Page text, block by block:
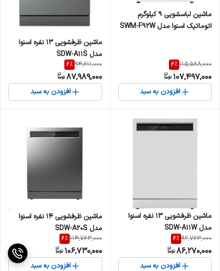
ماشین لباسشویی 9 کیلوگرم
اتوماتیک اسنوا مدل SWM-F92W
115,588,000
6%
107,497,000
افزودن به سبد
ماشین ظرفشویی 13 نفره اسنوا
مدل SDW-A11S
94,611,000
6%
87,989,000
افزودن به سبد
ماشین ظرفشویی 13 نفره اسنوا
مدل SDW-A11W
92,763,000
6%
86,270,000
افزودن به سبد
ماشین ظرفشویی 14 نفره اسنوا
مدل SDW-A20S
114,763,000
6%
106,730,000
افزودن به سبد